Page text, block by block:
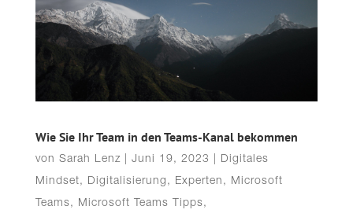
Wie Sie Ihr Team in den Teams-Kanal bekommen
von Sarah Lenz| Juni 19, 2023
Digitales
Mindset, Digitalisierung , Experten , Microsoft
Teams, Microsoft Teams Tipps,